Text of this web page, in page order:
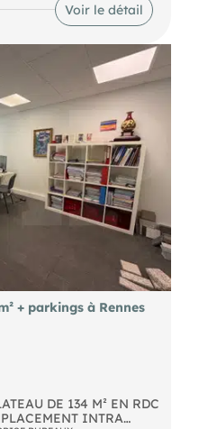
Consultez-nous
Immeuble livré
en sus en
charges. 3 parkings
sur les risques
auxquels ces
disponibles sur le site
Voir le détail
+ parkings à Rennes
DE 134 M² EN RDC
INTRA